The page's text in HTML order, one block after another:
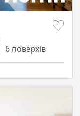
6 поверхів